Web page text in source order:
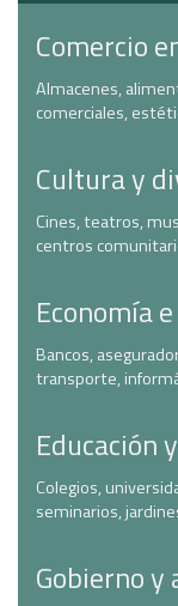
Comercio
Almacenes,
comerciales,
Cultura y
Cines, teatros,
centros
Economía
Bancos,
transporte,
Educación
Colegios,
seminarios,
Gobierno